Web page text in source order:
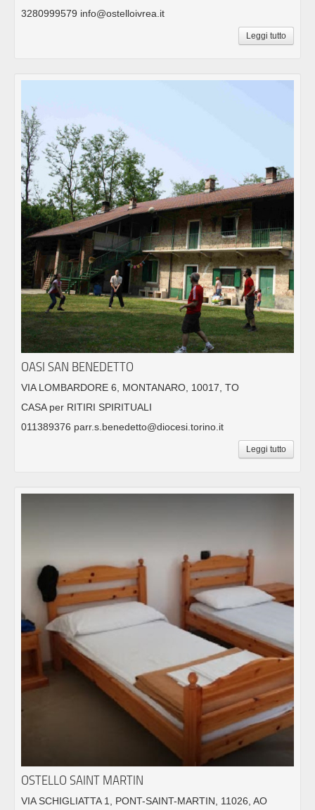
3280999579 info@ostelloivrea.it
Leggi tutto
OASI SAN BENEDETTO
VIA LOMBARDORE 6, MONTANARO, 10017, TO
CASA per RITIRI SPIRITUALI
011389376 parr.s.benedetto@diocesi.torino.it
Leggi tutto
OSTELLO SAINT MARTIN
VIA SCHIGLIATTA 1, PONT-SAINT-MARTIN, 11026, AO